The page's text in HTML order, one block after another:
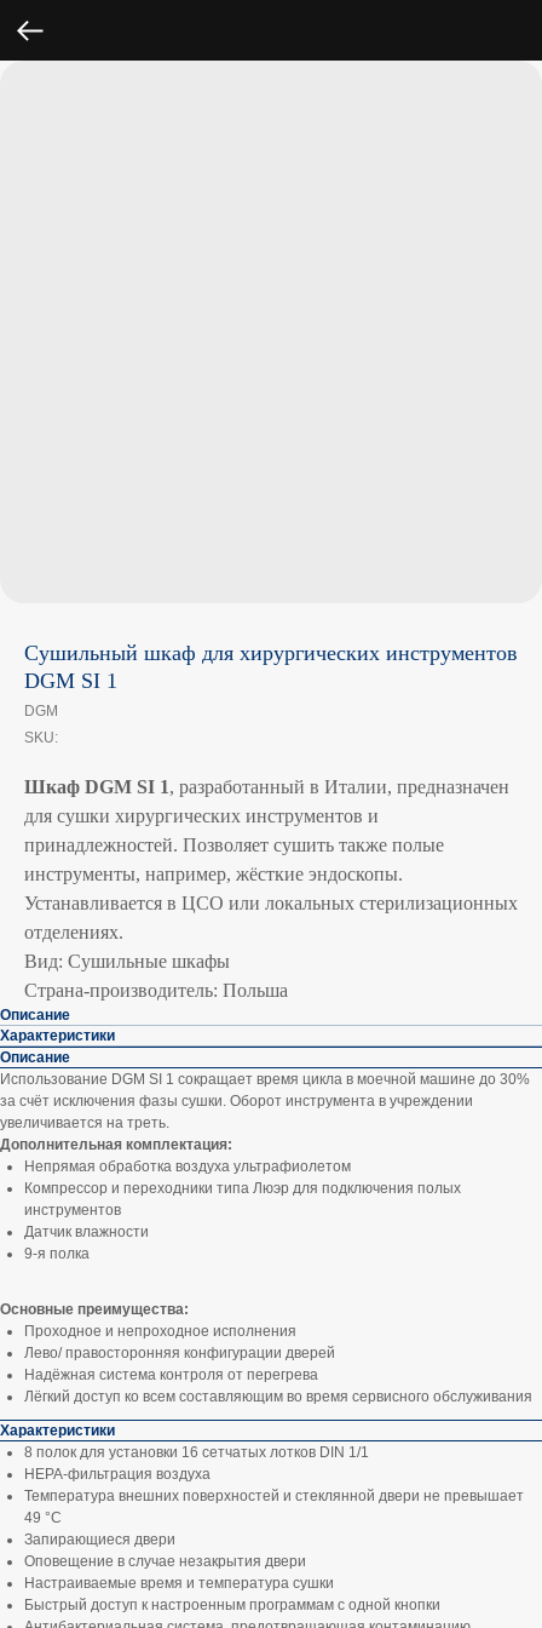
Сушильный шкаф для хирургических инструментов
DGM SI 1
DGM
SKU:
Шкаф DGM SI 1, разработанный в Италии, предназначен
для сушки хирургических инструментов и
принадлежностей. Позволяет сушить также полые
инструменты, например, жёсткие эндоскопы.
Устанавливается в ЦСО или локальных стерилизационных
отделениях.
Вид: Сушильные шкафы
Страна-производитель: Польша
Описание
Характеристики
Описание
Использование DGM SI 1 сокращает время цикла в моечной машине до 30%
за счёт исключения фазы сушки. Оборот инструмента в учреждении
увеличивается на треть.
Дополнительная комплектация:
Непрямая обработка воздуха ультрафиолетом
Компрессор и переходники типа Люэр для подключения полых
инструментов
Датчик влажности
9-я полка
Основные преимущества:
Проходное и непроходное исполнения
Лево/ правосторонняя конфигурации дверей
Надёжная система контроля от перегрева
Лёгкий доступ ко всем составляющим во время сервисного обслуживания
Характеристики
8 полок для установки 16 сетчатых лотков DIN 1/1
HEPA-фильтрация воздуха
Температура внешних поверхностей и стеклянной двери не превышает
49 °C
Запирающиеся двери
Оповещение в случае незакрытия двери
Настраиваемые время и температура сушки
Быстрый доступ к настроенным программам с одной кнопки